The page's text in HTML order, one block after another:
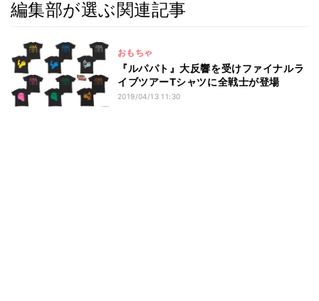
編集部が選ぶ関連記事
おもちゃ
『ルパパト』大反響を受けファイナルラ
イブツアーTシャツに全戦士が登場
2019/04/13 11:30